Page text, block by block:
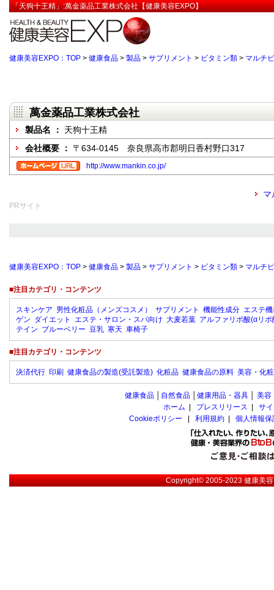
「天狗十王精」:萬金薬品工業株式会社【健康美容EXPO】
健康美容EXPO：TOP > 健康食品 > 製品 > サプリメント > ビタミン類 > マルチ
萬金薬品工業株式会社
製品名 ： 天狗十王精
会社概要 ： 〒634-0145 奈良県高市郡明日香村野口317
http://www.mankin.co.jp/
マ
PRサイト
健康美容EXPO：TOP > 健康食品 > 製品 > サプリメント > ビタミン類 > マルチ
■注目カテゴリ・コンテンツ
スキンケア 男性化粧品（メンズコスメ） サプリメント 機能性成分 エステ
ゲン ダイエット エステ・サロン・スパ向け 大麦若葉 アルファリポ酸(αリポ
テイン ブルーベリー 豆乳 寒天 車椅子
■注目カテゴリ・コンテンツ
決済代行 印刷 健康食品の製造(受託製造) 化粧品 健康食品の原料 美容・化
健康食品 自然食品 健康用品・器具 美容
ホーム
プレスリリース
サ
Cookieポリシー
利用規約 個人情報
Copyright© 2005-2023健康美